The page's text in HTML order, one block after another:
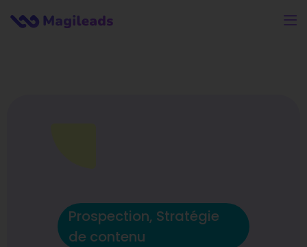
Prospection, Stratégie
de contenu